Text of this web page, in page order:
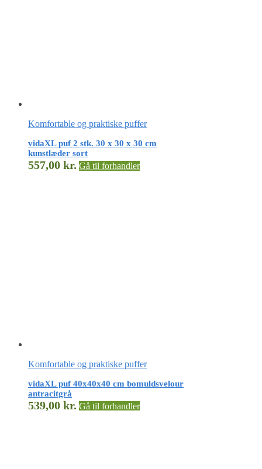
Komfortable og praktiske puffer
vidaXL puf 2 stk. 30 x 30 x 30 cm
kunstlæder sort
557,00 kr. Gå til forhandler
Komfortable og praktiske puffer
vidaXL puf 40x40x40 cm bomuldsvelour
antracitgrå
539,00 kr. Gå til forhandler